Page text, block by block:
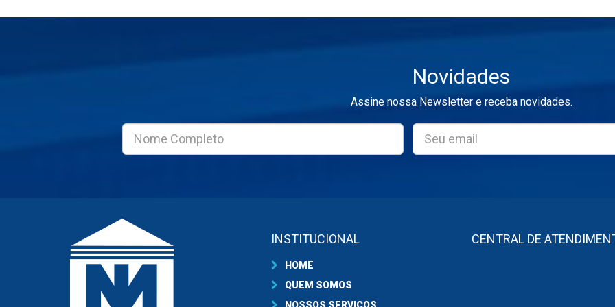
Novidades
Assine nossa Newsletter e receba novidades.
INSTITUCIONAL
HOME
QUEM SOMOS
NOSSOS SERVIÇOS
CENTRAL DE